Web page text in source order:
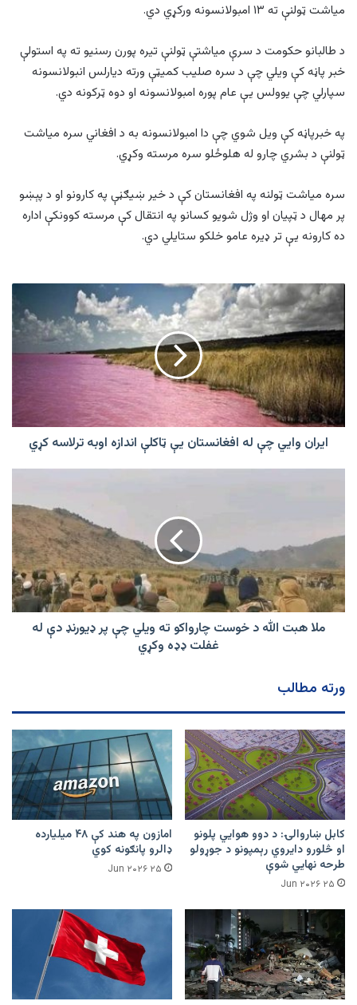
میاشت ټولنې ته ۱۳ امبولانسونه ورکړي دي.
د طالبانو حکومت د سرې میاشتې ټولنې تیره پورن رسنیو ته په استولې
خبر پاڼه کې ویلي چې د سره صلیب کمیټې ورته دیارلس انبولانسونه
سپارلي چې یوولس یې عام پوره امبولانسونه او دوه ټرکونه دي.
په خبرپاڼه کې ویل شوي چې دا امبولانسونه به د افغاني سره میاشت
ټولنې د بشري چارو له هلوځلو سره مرسته وکړي.
سره میاشت ټولنه په افغانستان کې د خیر ښيګڼې په کارونو او د پېښو
پر مهال د ټپيان او وژل شویو کسانو په انتقال کې مرسته کوونکې اداره
ده کارونه یې تر ډيره عامو خلکو ستایلي دي.
ایران
وایي
چې
افغانستان
یې
ټاکلې
اندازه
اوبه
ترلاسهایران وایي چې له افغانستان یې ټاکلې اندازه اوبه ترلاسه کړي
خوست
چارواکو
ته
ویلي
چې
غفلت
ډډه
وکړي
ملا هبت الله د خوست چارواکو ته ویلي چې پر ډيورنډ دې له
غفلت ډډه وکړي
ورته مطالب
کابل ښاروالۍ: د دوو هوايي پلونو
او څلورو دایروي رېمپونو د جوړولو
طرحه نهایي شوې
۲۵ Jun ۲۰۲۶
امازون په هند کې ۴۸ میلیارده
ډالرو پانګونه کوي
۲۵ Jun ۲۰۲۶